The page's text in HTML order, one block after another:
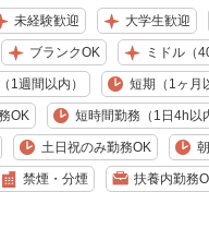
未経験歓迎 大学生歓迎
ブランクOK ミドル（
1週間以内） 短期（1ヶ月
OK 短時間勤務（1日4h以
土日祝のみ勤務OK 朝
禁煙・分煙 扶養内勤務